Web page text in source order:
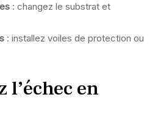
: changez le substrat et
: installez voiles de protection ou
l’échec en